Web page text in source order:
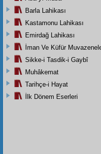
Barla Lahikası
Kastamonu Lahikası
Emirdağ Lahikası
İman Ve Küfür
Sikke-i Tasdik-i Gaybî
Muhâkemat
Tarihçe-i Hayat
İlk Dönem Eserleri